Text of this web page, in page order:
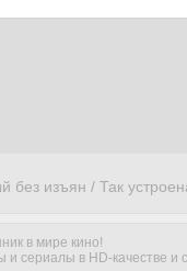
без изъян / Так
в мире кино!
сериалы в HD-качестве и